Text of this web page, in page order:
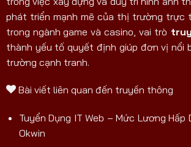
phát triển mạnh mẽ của thị trường trực
trong ngành game và casino, vai trò
thành yếu tố quyết định giúp đơn vị nổi
trường cạnh tranh.
Bài viết liên quan đến truyền thông
Tuyển Dụng IT Web – Mức Lương Hấp
Okwin